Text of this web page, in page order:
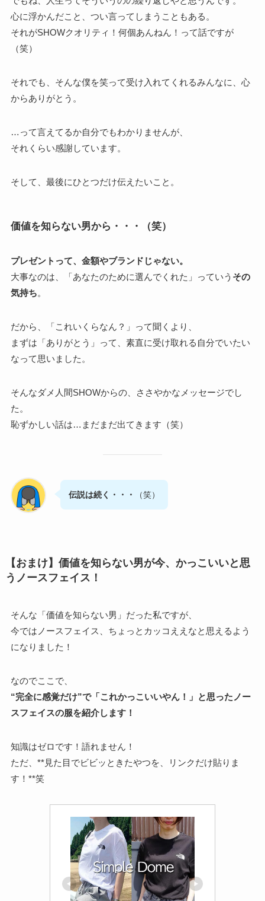
心に浮かんだこと、つい言ってしまうこともある。
それがSHOWクオリティ！何個あんねん！って話ですが
（笑）
それでも、そんな僕を笑って受け入れてくれるみんなに、心
からありがとう。
…って言えてるか自分でもわかりませんが、
それくらい感謝しています。
そして、最後にひとつだけ伝えたいこと。
価値を知らない男から・・・（笑）
プレゼントって、金額やブランドじゃない。
大事なのは、「あなたのために選んでくれた」っていう その
気持ち。
だから、「これいくらなん？」って聞くより、
まずは「ありがとう」って、素直に受け取れる自分でいたい
なって思いました。
そんなダメ人間SHOWからの、ささやかなメッセージでし
た。
恥ずかしい話は…まだまだ出てきます（笑）
伝説は続く・・・ （笑）
【おまけ】価値を知らない男が今、かっこいいと思
うノースフェイス！
そんな「価値を知らない男」だった私ですが、
今ではノースフェイス、ちょっとカッコええなと思えるよう
になりました！
なのでここで、
“完全に感覚だけ”で「これかっこいいやん！」と思ったノー
スフェイスの服を紹介します！
知識はゼロです！語れません！
ただ、**見た目でビビッときたやつを、リンクだけ貼りま
す！**笑